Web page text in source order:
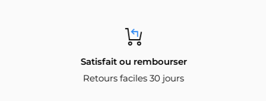
Satisfait ou rembourser
Retours faciles 30 jours